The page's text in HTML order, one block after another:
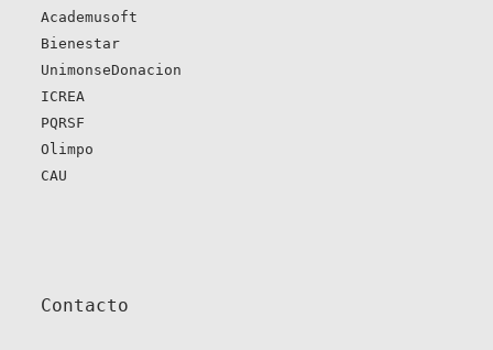
Academusoft
Bienestar
UnimonseDonacion
ICREA
PQRSF
Olimpo
CAU
Contacto